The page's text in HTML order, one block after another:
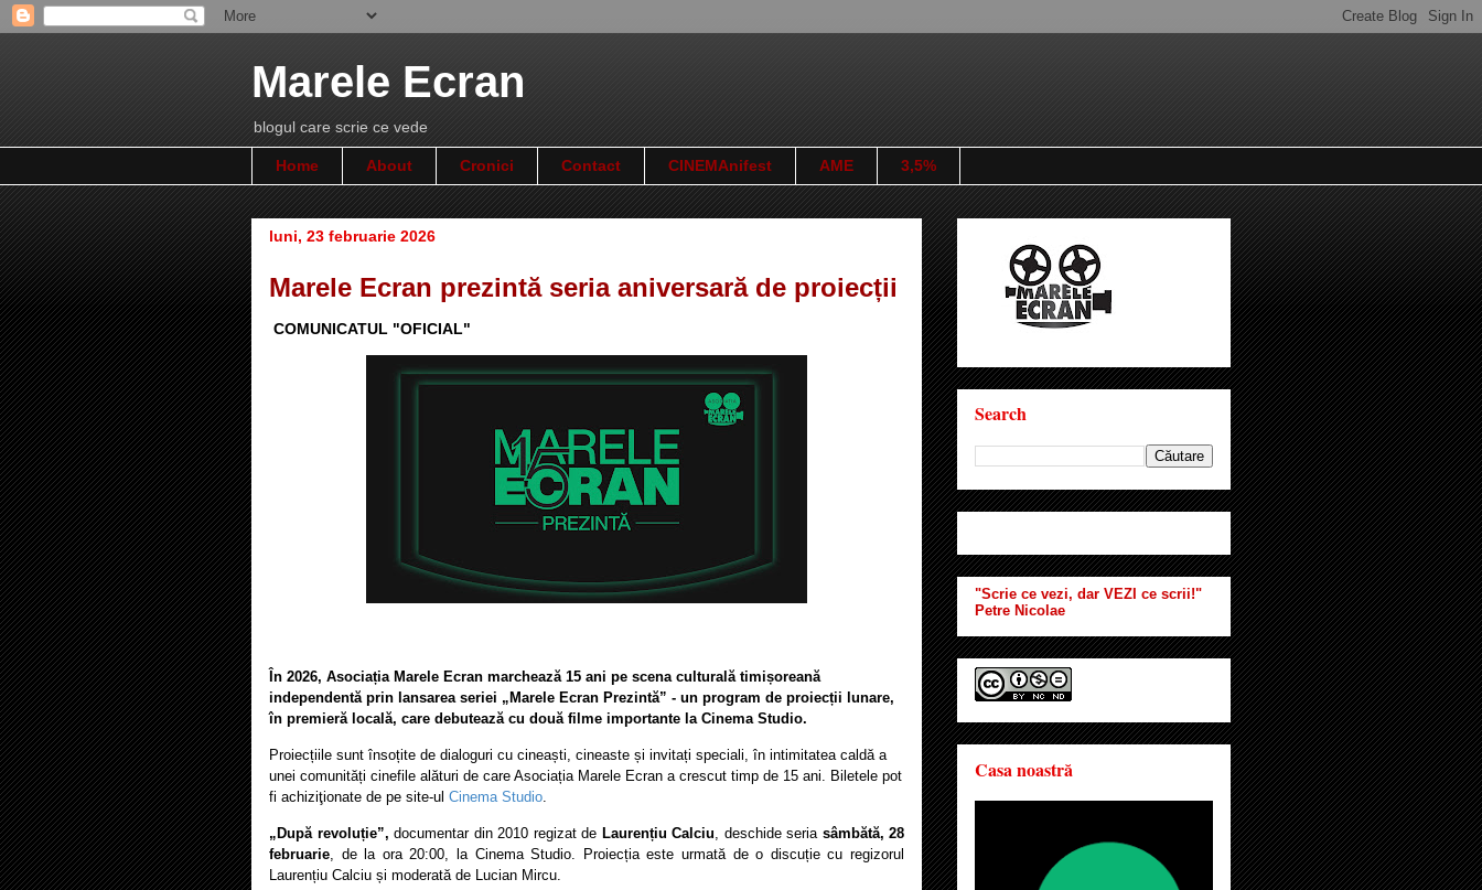
Marele Ecran
blogul care scrie ce vede
Home About Cronici Contact CINEMAnifest AME 3,5%
luni, 23 februarie 2026
Marele Ecran prezintă seria aniversară de proiecții
COMUNICATUL "OFICIAL"
În 2026, Asociația Marele Ecran marchează 15 ani pe scena culturală timișoreană
independentă prin lansarea seriei „Marele Ecran Prezintă” - un program de proiecții lunare,
în premieră locală, care debutează cu două filme importante la Cinema Studio.
Proiecțiile sunt însoțite de dialoguri cu cineaști, cineaste și invitați speciali, în intimitatea caldă a
unei comunități cinefile alături de care Asociația Marele Ecran a crescut timp de 15 ani. Biletele pot
fi achiziţionate de pe site-ul Cinema Studio
„După revoluție”, documentar din 2010 regizat de Laurențiu Calciu , deschide seria sâmbătă, 28
februarie , de la ora 20:00, la Cinema Studio. Proiecția este urmată de o discuție cu regizorul
Laurențiu Calciu și moderată de Lucian Mircu.
Search
"Scrie ce vezi, dar VEZI ce scrii!"
Petre Nicolae
Casa noastră